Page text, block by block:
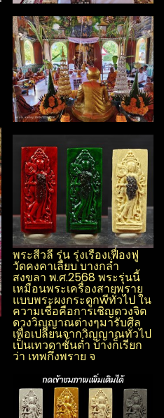
พระสีวลี รุ่น รุ่งเรือง​เฟื่องฟู​
วัด​คงคา​เลียบ​ บางกล่ำ​
สงขลา​ พ.ศ.2568 พระรุ่นนี้
เหมือนพระเครื่องสายพราย
แบบพระผง​กระดูกwีทั่วไป ใน
ความเชื่อคือการเชิญดวงจิต
ดวงวิญญาณ​ต่างๆมารับศีล
เพื่อเปลี่ยนจากวิญญาณ​ทั่วไป
เป็นเทวดาชั้นต่ำ บ้างก็เรียก
ว่า เทพกึ่งพราย จ